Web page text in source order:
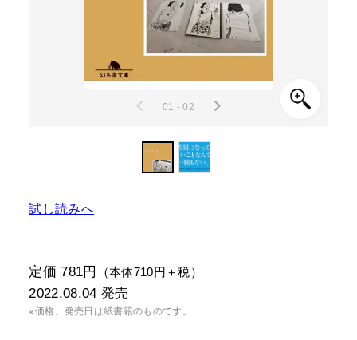
01 - 02
試し読みへ
定価 781円 （本体710円＋税）
2022.08.04 発売
※価格、発売日は紙書籍のものです。